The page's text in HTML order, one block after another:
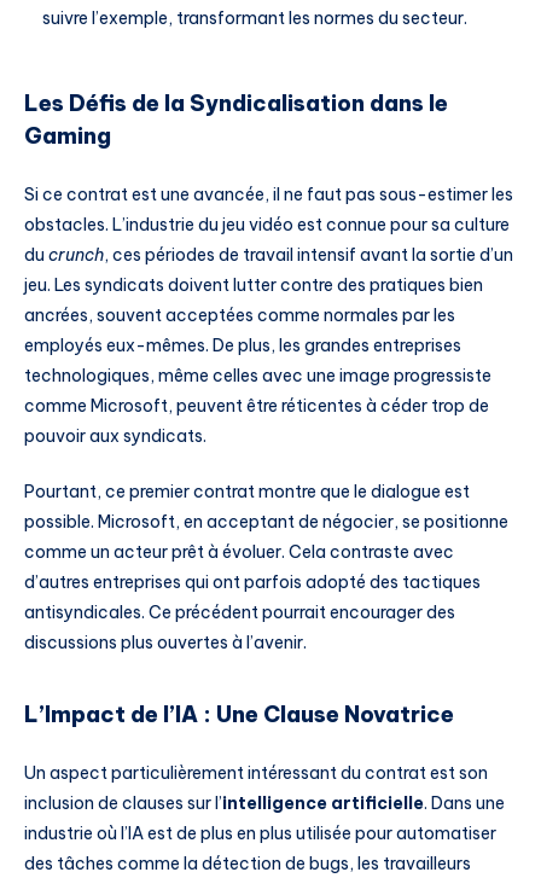
suivre l’exemple, transformant les normes du secteur.
Les Défis de la Syndicalisation dans le
Gaming
Si ce contrat est une avancée, il ne faut pas sous-estimer les
obstacles. L’industrie du jeu vidéo est connue pour sa culture
du crunch, ces périodes de travail intensif avant la sortie d’un
jeu. Les syndicats doivent lutter contre des pratiques bien
ancrées, souvent acceptées comme normales par les
employés eux-mêmes. De plus, les grandes entreprises
technologiques, même celles avec une image progressiste
comme Microsoft, peuvent être réticentes à céder trop de
pouvoir aux syndicats.
Pourtant, ce premier contrat montre que le dialogue est
possible. Microsoft, en acceptant de négocier, se positionne
comme un acteur prêt à évoluer. Cela contraste avec
d’autres entreprises qui ont parfois adopté des tactiques
antisyndicales. Ce précédent pourrait encourager des
discussions plus ouvertes à l’avenir.
L’Impact de l’IA : Une Clause Novatrice
Un aspect particulièrement intéressant du contrat est son
inclusion de clauses sur l’intelligence artificielle. Dans une
industrie où l’IA est de plus en plus utilisée pour automatiser
des tâches comme la détection de bugs, les travailleurs